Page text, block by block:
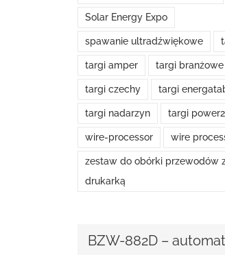
Solar Energy Expo
spawanie ultradźwiękowe
targi amper targi branżowe
targi czechy targi
targi nadarzyn targi
wire-processor wire
zestaw do obórki przewodów
drukarką
BZW-882D –